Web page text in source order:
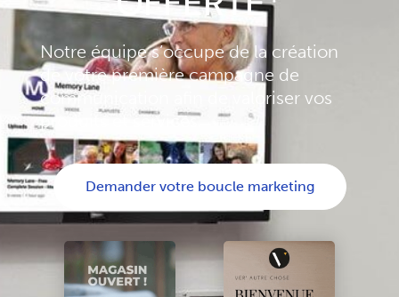
Notre équipe s’occupe de la création
de votre première campagne de
communication afin de valoriser vos
produits et services.
Demander votre boucle marketing